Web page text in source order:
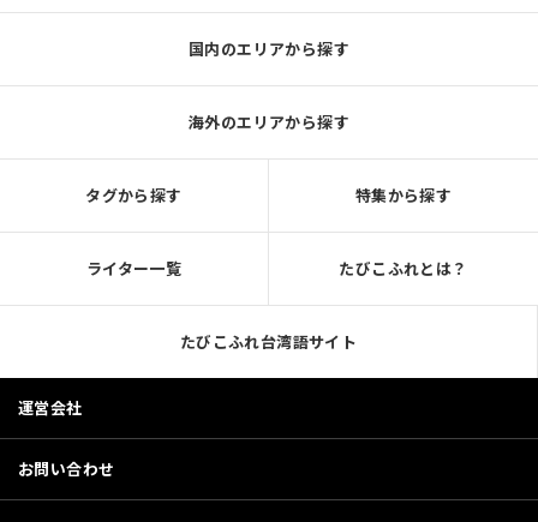
国内のエリアから探す
海外のエリアから探す
タグから探す 特集から探す
ライター一覧 たびこふれとは？
たびこふれ台湾語サイト
運営会社
お問い合わせ